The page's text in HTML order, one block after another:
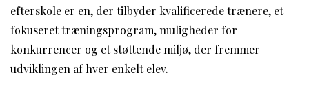
efterskole er en, der tilbyder kvalificerede trænere, et
fokuseret træningsprogram, muligheder for
konkurrencer og et støttende miljø, der fremmer
udviklingen af hver enkelt elev.